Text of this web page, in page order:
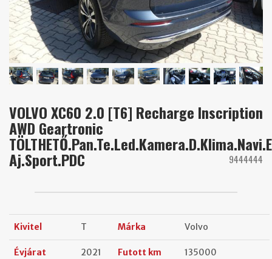
VOLVO XC60 2.0 [T6] Recharge Inscription
AWD Geartronic
Aj.Sport.PDC 9444444
Kivitel T Márka Volvo
Évjárat 2021 Futott km 135000